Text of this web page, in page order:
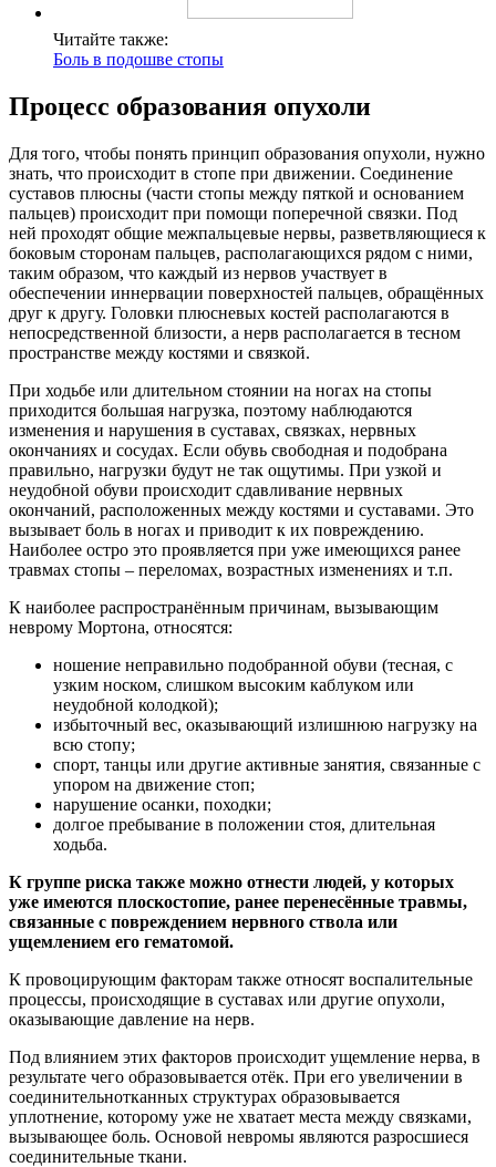
Читайте также:
Боль в подошве стопы
Процесс образования опухоли
Для того, чтобы понять принцип образования опухоли, нужно
знать, что происходит в стопе при движении. Соединение
суставов плюсны (части стопы между пяткой и основанием
пальцев) происходит при помощи поперечной связки. Под
ней проходят общие межпальцевые нервы, разветвляющиеся к
боковым сторонам пальцев, располагающихся рядом с ними,
таким образом, что каждый из нервов участвует в
обеспечении иннервации поверхностей пальцев, обращённых
друг к другу. Головки плюсневых костей располагаются в
непосредственной близости, а нерв располагается в тесном
пространстве между костями и связкой.
При ходьбе или длительном стоянии на ногах на стопы
приходится большая нагрузка, поэтому наблюдаются
изменения и нарушения в суставах, связках, нервных
окончаниях и сосудах. Если обувь свободная и подобрана
правильно, нагрузки будут не так ощутимы. При узкой и
неудобной обуви происходит сдавливание нервных
окончаний, расположенных между костями и суставами. Это
вызывает боль в ногах и приводит к их повреждению.
Наиболее остро это проявляется при уже имеющихся ранее
травмах стопы – переломах, возрастных изменениях и т.п.
К наиболее распространённым причинам, вызывающим
неврому Мортона, относятся:
ношение неправильно подобранной обуви (тесная, с
узким носком, слишком высоким каблуком или
неудобной колодкой);
избыточный вес, оказывающий излишнюю нагрузку на
всю стопу;
спорт, танцы или другие активные занятия, связанные с
упором на движение стоп;
нарушение осанки, походки;
долгое пребывание в положении стоя, длительная
ходьба.
К группе риска также можно отнести людей, у которых
уже имеются плоскостопие, ранее перенесённые травмы,
связанные с повреждением нервного ствола или
ущемлением его гематомой.
К провоцирующим факторам также относят воспалительные
процессы, происходящие в суставах или другие опухоли,
оказывающие давление на нерв.
Под влиянием этих факторов происходит ущемление нерва, в
результате чего образовывается отёк. При его увеличении в
соединительнотканных структурах образовывается
уплотнение, которому уже не хватает места между связками,
вызывающее боль. Основой невромы являются разросшиеся
соединительные ткани.